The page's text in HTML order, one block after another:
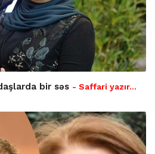
bir səs - Saffari yazır…